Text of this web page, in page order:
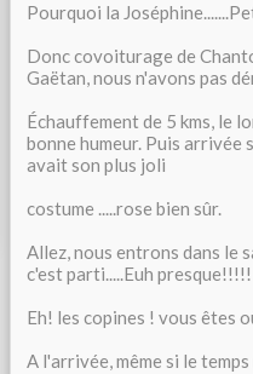
Pourquoi la
Donc covoiturage de
Gaëtan, nous n'avons pas
Échauffement de 5 kms, le
bonne humeur. Puis arrivée
avait son plus joli
costume .....rose bien sûr.
Allez, nous entrons dans le
c'est parti.....Euh
Eh! les copines ! vous êtes
A l'arrivée, même si le